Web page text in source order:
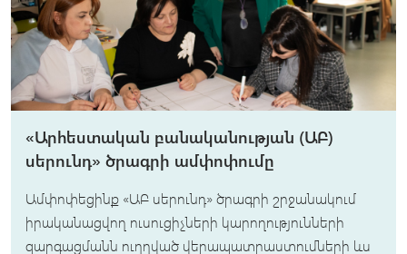
«Արհեստական բանականության (ԱԲ)
սերունդ» ծրագրի ամփոփումը
Ամփոփեցինք «ԱԲ սերունդ» ծրագրի շրջանակում
իրականացվող ուսուցիչների կարողությունների
զարգացմանն ուղղված վերապատրաստումների ևս